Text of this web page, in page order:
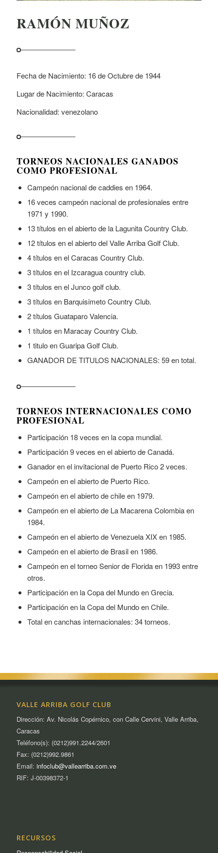
RAMÓN MUÑOZ
Fecha de Nacimiento: 16 de Octubre de 1944
Lugar de Nacimiento: Caracas
Nacionalidad: venezolano
TORNEOS NACIONALES GANADOS
COMO PROFESIONAL
Campeón nacional de caddies en 1964.
16 veces campeón nacional de profesionales entre
1971 y 1990.
13 títulos en el abierto de la Lagunita Country Club.
12 títulos en el abierto del Valle Arriba Golf Club.
4 títulos en el Caracas Country Club.
3 títulos en el Izcaragua country club.
3 títulos en el Junco golf club.
3 títulos en Barquisimeto Country Club.
2 títulos Guataparo Valencia.
1 títulos en Maracay Country Club.
1 titulo en Guaripa Golf Club.
GANADOR DE TITULOS NACIONALES: 59 en total.
TORNEOS INTERNACIONALES COMO
PROFESIONAL
Participación 18 veces en la copa mundial.
Participación 9 veces en el abierto de Canadá.
Ganador en el invitacional de Puerto Rico 2 veces.
Campeón en el abierto de Puerto Rico.
Campeón en el abierto de chile en 1979.
Campeón en el abierto de La Macarena Colombia en
1984.
Campeón en el abierto de Venezuela XIX en 1985.
Campeón en el abierto de Brasil en 1986.
Campeón en el torneo Senior de Florida en 1993 entre
otros.
Participación en la Copa del Mundo en Grecia.
Participación en la Copa del Mundo en Chile.
Total en canchas internacionales: 34 torneos.
VALLE ARRIBA GOLF CLUB
Dirección: Av. Nicolás Copérnico, con Calle Cervini, Valle Arriba,
Caracas
Teléfono(s): (0212)991.2244/2601
Fax: (0212)992.9861
Email: infoclub@vallearriba.com.ve
RIF: J-00398372-1
RECURSOS